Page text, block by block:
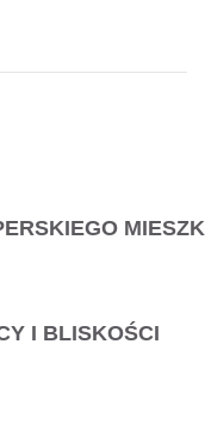
I BLISKOŚCI